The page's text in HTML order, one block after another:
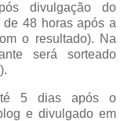
divulgação do
de 48 horas após a
o resultado). Na
será sorteado
5 dias após o
e divulgado em